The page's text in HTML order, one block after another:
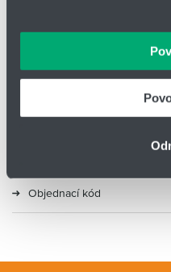
vašimi údaji zacházíme
Typ
Průměr
Zdvih (mm)
Objednací kód